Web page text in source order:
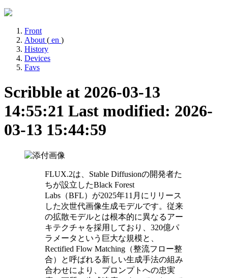
Front
About ( en )
History
Devices
Favs
Scribble at 2026-03-13
14:55:21 Last modified: 2026-
03-13 15:44:59
FLUX.2は、Stable Diffusionの開発者た
ちが設立したBlack Forest
Labs（BFL）が2025年11月にリリース
した次世代画像生成モデルです。従来
の拡散モデルとは根本的に異なるアー
キテクチャを採用しており、320億パ
ラメータという巨大な規模と、
Rectified Flow Matching（整流フロー整
合）と呼ばれる新しい生成手法の組み
合わせにより、プロンプトへの忠実